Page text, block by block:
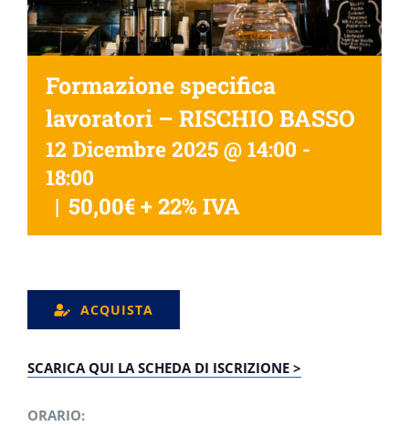
Formazione specifica
lavoratori – RISCHIO BASSO
12 Dicembre 2025 @ 14:00 -
18:00
| 50,00€ + 22% IVA
ACQUISTA
SCARICA QUI LA SCHEDA DI ISCRIZIONE >
ORARIO: